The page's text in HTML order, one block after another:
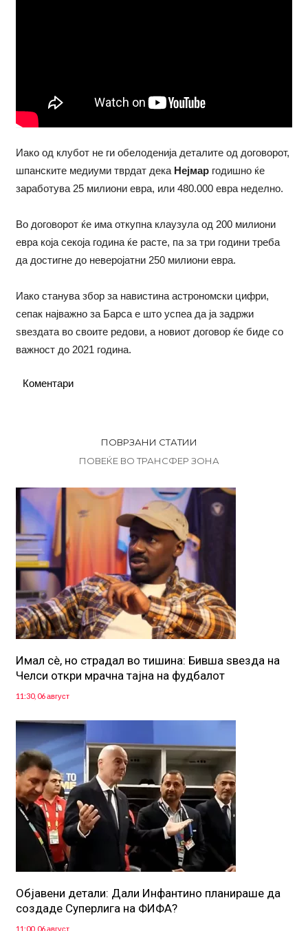
Иако од клубот не ги обелоденија деталите од договорот,
шпанските медиуми тврдат дека Нејмаргодишно ќе
заработува 25 милиони евра, или 480.000 евра неделно.
Во договорот ќе има откупна клаузула од 200 милиони
евра која секоја година ќе расте, па за три години треба
да достигне до неверојатни 250 милиони евра.
Иако станува збор за навистина астрономски цифри,
сепак најважно за Барса е што успеа да ја задржи
ѕвездата во своите редови, а новиот договор ќе биде со
важност до 2021 година.
Коментари
ПОВРЗАНИ СТАТИИ
ПОВЕЌЕ ВО ТРАНСФЕР ЗОНА
Имал сè, но страдал во тишина: Бивша ѕвезда на
Челси откри мрачна тајна на фудбалот
11:30, 06 август
Објавени детали: Дали Инфантино планираше да
создаде Суперлига на ФИФА?
11:00, 06 август